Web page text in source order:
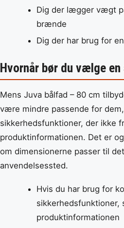
Dig der lægger vægt
brænde
Dig der har brug for
Hvornår bør du vælge en
Mens Juva bålfad – 80 cm
være mindre passende for
sikkerhedsfunktioner, der ikke
produktinformationen. Det er
om dimensionerne passer til
anvendelsessted.
Hvis du har brug for
sikkerhedsfunktioner,
produktinformationen